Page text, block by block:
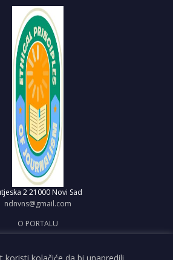
2 21000 Novi Sad
ndnvns@gmail.com
O PORTALU
OBJAVI VEST